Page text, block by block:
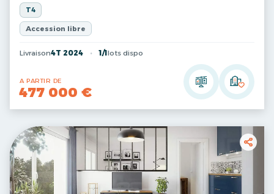
T4
Accession libre
Livraison4T 2024 1/1 lots dispo
A PARTIR DE
477 000 €